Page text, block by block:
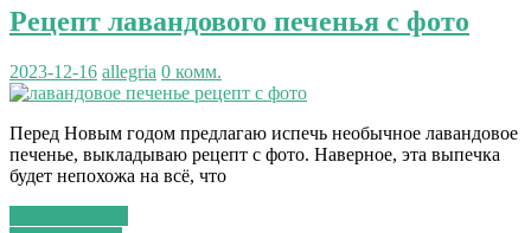
Рецепт лавандового печенья с фото
2023-12-16 allegria 0 комм.
Перед Новым годом предлагаю испечь необычное лавандовое
печенье, выкладываю рецепт с фото. Наверное, эта выпечка
будет непохожа на всё, что